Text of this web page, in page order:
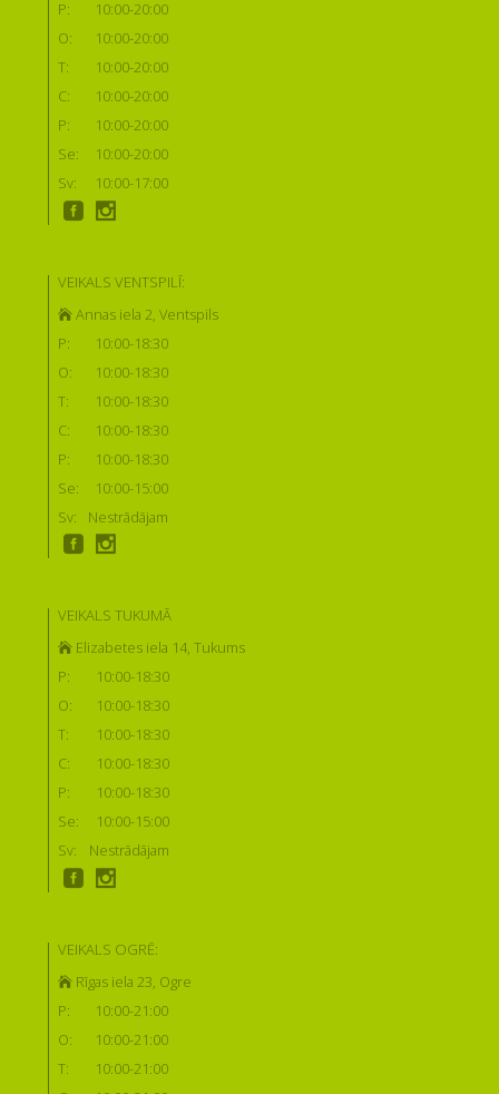
P:
10:00-20:00
O:
10:00-20:00
T:
10:00-20:00
C:
10:00-20:00
P:
10:00-20:00
Se:
10:00-20:00
Sv:
10:00-17:00
VEIKALS VENTSPILĪ:
Annas iela 2, Ventspils
P:
10:00-18:30
O:
10:00-18:30
T:
10:00-18:30
C:
10:00-18:30
P:
10:00-18:30
Se:
10:00-15:00
Sv:
Nestrādājam
VEIKALS TUKUMĀ
Elizabetes iela 14, Tukums
P:
10:00-18:30
O:
10:00-18:30
T:
10:00-18:30
C:
10:00-18:30
P:
10:00-18:30
Se:
10:00-15:00
Sv:
Nestrādājam
VEIKALS OGRĒ:
Rīgas iela 23, Ogre
P:
10:00-21:00
O:
10:00-21:00
T:
10:00-21:00